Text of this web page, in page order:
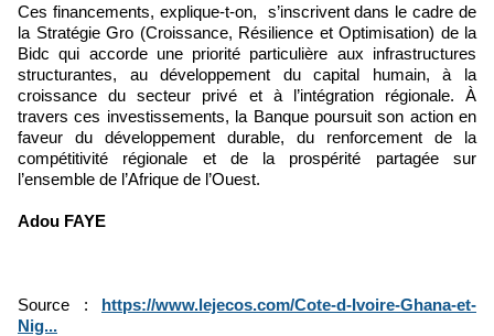
Ces financements, explique-t-on, s’inscrivent dans le cadre de
la Stratégie Gro (Croissance, Résilience et Optimisation) de la
Bidc qui accorde une priorité particulière aux infrastructures
structurantes, au développement du capital humain, à la
croissance du secteur privé et à l’intégration régionale. À
travers ces investissements, la Banque poursuit son action en
faveur du développement durable, du renforcement de la
compétitivité régionale et de la prospérité partagée sur
l’ensemble de l’Afrique de l’Ouest.
Adou FAYE
Source : https://www.lejecos.com/Cote-d-Ivoire-Ghana-et-
Nig...